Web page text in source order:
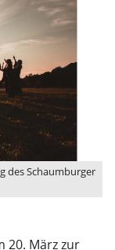
des Schaumburger
20. März zur